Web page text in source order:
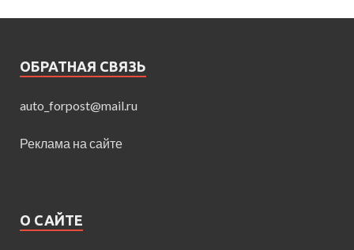
ОБРАТНАЯ СВЯЗЬ
auto_forpost@mail.ru
Реклама на сайте
О САЙТЕ